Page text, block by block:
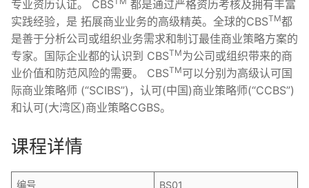
专业资历认证。 CBS
都是通过严格资历考核及拥有丰富
实践经验，是 拓展商业业务的高级精英。全球的CBSTM都
是善于分析公司或组织业务需求和制订最佳商业策略方案的
专家。国际企业都的认识到 CBSTM为公司或组织带来的商
业价值和防范风险的需要。 CBSTM可以分别为高级认可国
际商业策略师 (“SCIBS”)，认可(中国)商业策略师(“CCBS”)
和认可(大湾区)商业策略CGBS。
课程详情
编号 BS01